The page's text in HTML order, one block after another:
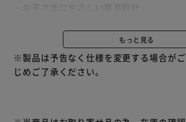
・カンタン操作で使いやすいもっと見る
※製品は予告なく仕様を変更する場合が
じめご了承ください。